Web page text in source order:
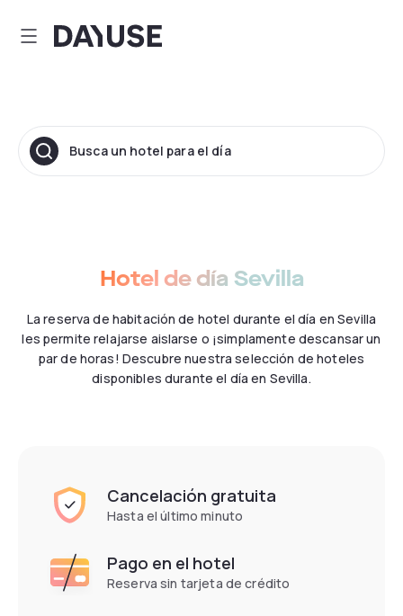
Dayuse
Busca un hotel para el día
Hotel de día Sevilla
La reserva de habitación de hotel durante el día en Sevilla
les permite relajarse aislarse o ¡simplamente descansar un
par de horas! Descubre nuestra selección de hoteles
disponibles durante el día en Sevilla.
Cancelación gratuita
Hasta el último minuto
Pago en el hotel
Reserva sin tarjeta de crédito